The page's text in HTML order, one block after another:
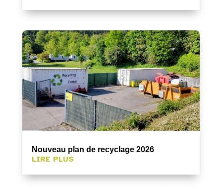
Nouveau plan de recyclage 2026
LIRE PLUS